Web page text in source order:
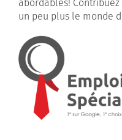
abordables!
un peu plus le monde